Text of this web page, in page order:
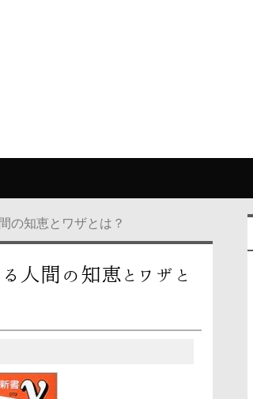
の知恵とワザとは？
人間の知恵とワザと